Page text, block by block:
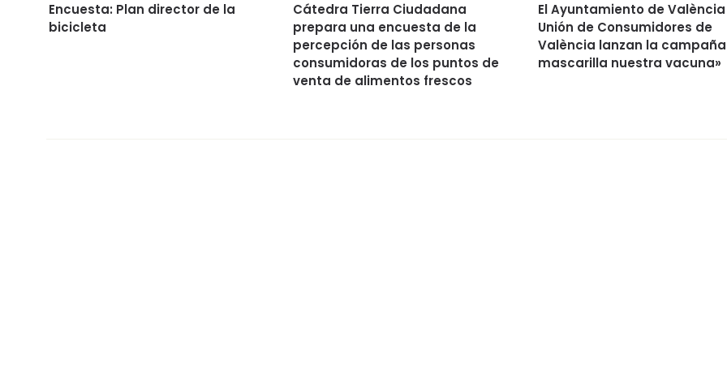
Encuesta: Plan director de la
bicicleta
Cátedra Tierra Ciudadana
prepara una encuesta de la
percepción de las personas
consumidoras de los puntos de
venta de alimentos frescos
El Ayuntamiento de
Unión de Consumidores de
València lanzan la campaña
mascarilla nuestra vacuna»